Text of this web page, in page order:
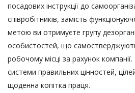
посадових інструкції до
співробітників, замість
метою ви отримуєте групу
особистостей, що
робочому місці за рахунок
системи правильних цінностей,
щоденна копітка праця.